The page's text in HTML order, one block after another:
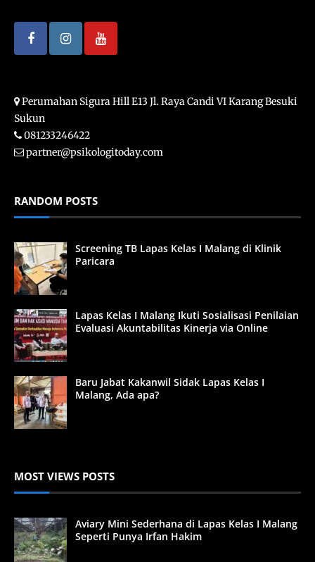
Perumahan Sigura Hill E13 Jl. Raya Candi VI Karang Besuki
Sukun
081233246422
partner@psikologitoday.com
RANDOM POSTS
Screening TB Lapas Kelas I Malang di Klinik
Paricara
Lapas Kelas I Malang Ikuti Sosialisasi Penilaian
Evaluasi Akuntabilitas Kinerja via Online
Baru Jabat Kakanwil Sidak Lapas Kelas I
Malang, Ada apa?
MOST VIEWS POSTS
Aviary Mini Sederhana di Lapas Kelas I Malang
Seperti Punya Irfan Hakim